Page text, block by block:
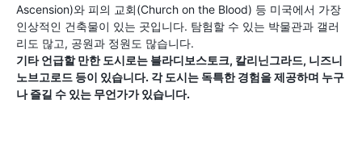
Ascension)와 피의 교회(Church on the Blood) 등 미국에서 가장
인상적인 건축물이 있는 곳입니다. 탐험할 수 있는 박물관과 갤러
리도 많고, 공원과 정원도 많습니다.
기타 언급할 만한 도시로는 블라디보스토크, 칼리닌그라드, 니즈니
노브고로드 등이 있습니다. 각 도시는 독특한 경험을 제공하며 누구
나 즐길 수 있는 무언가가 있습니다.